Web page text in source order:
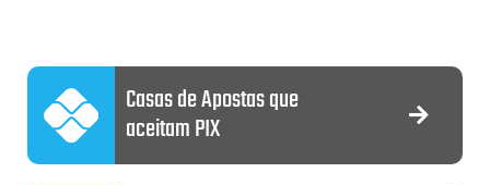
Casas de Apostas que
aceitam PIX